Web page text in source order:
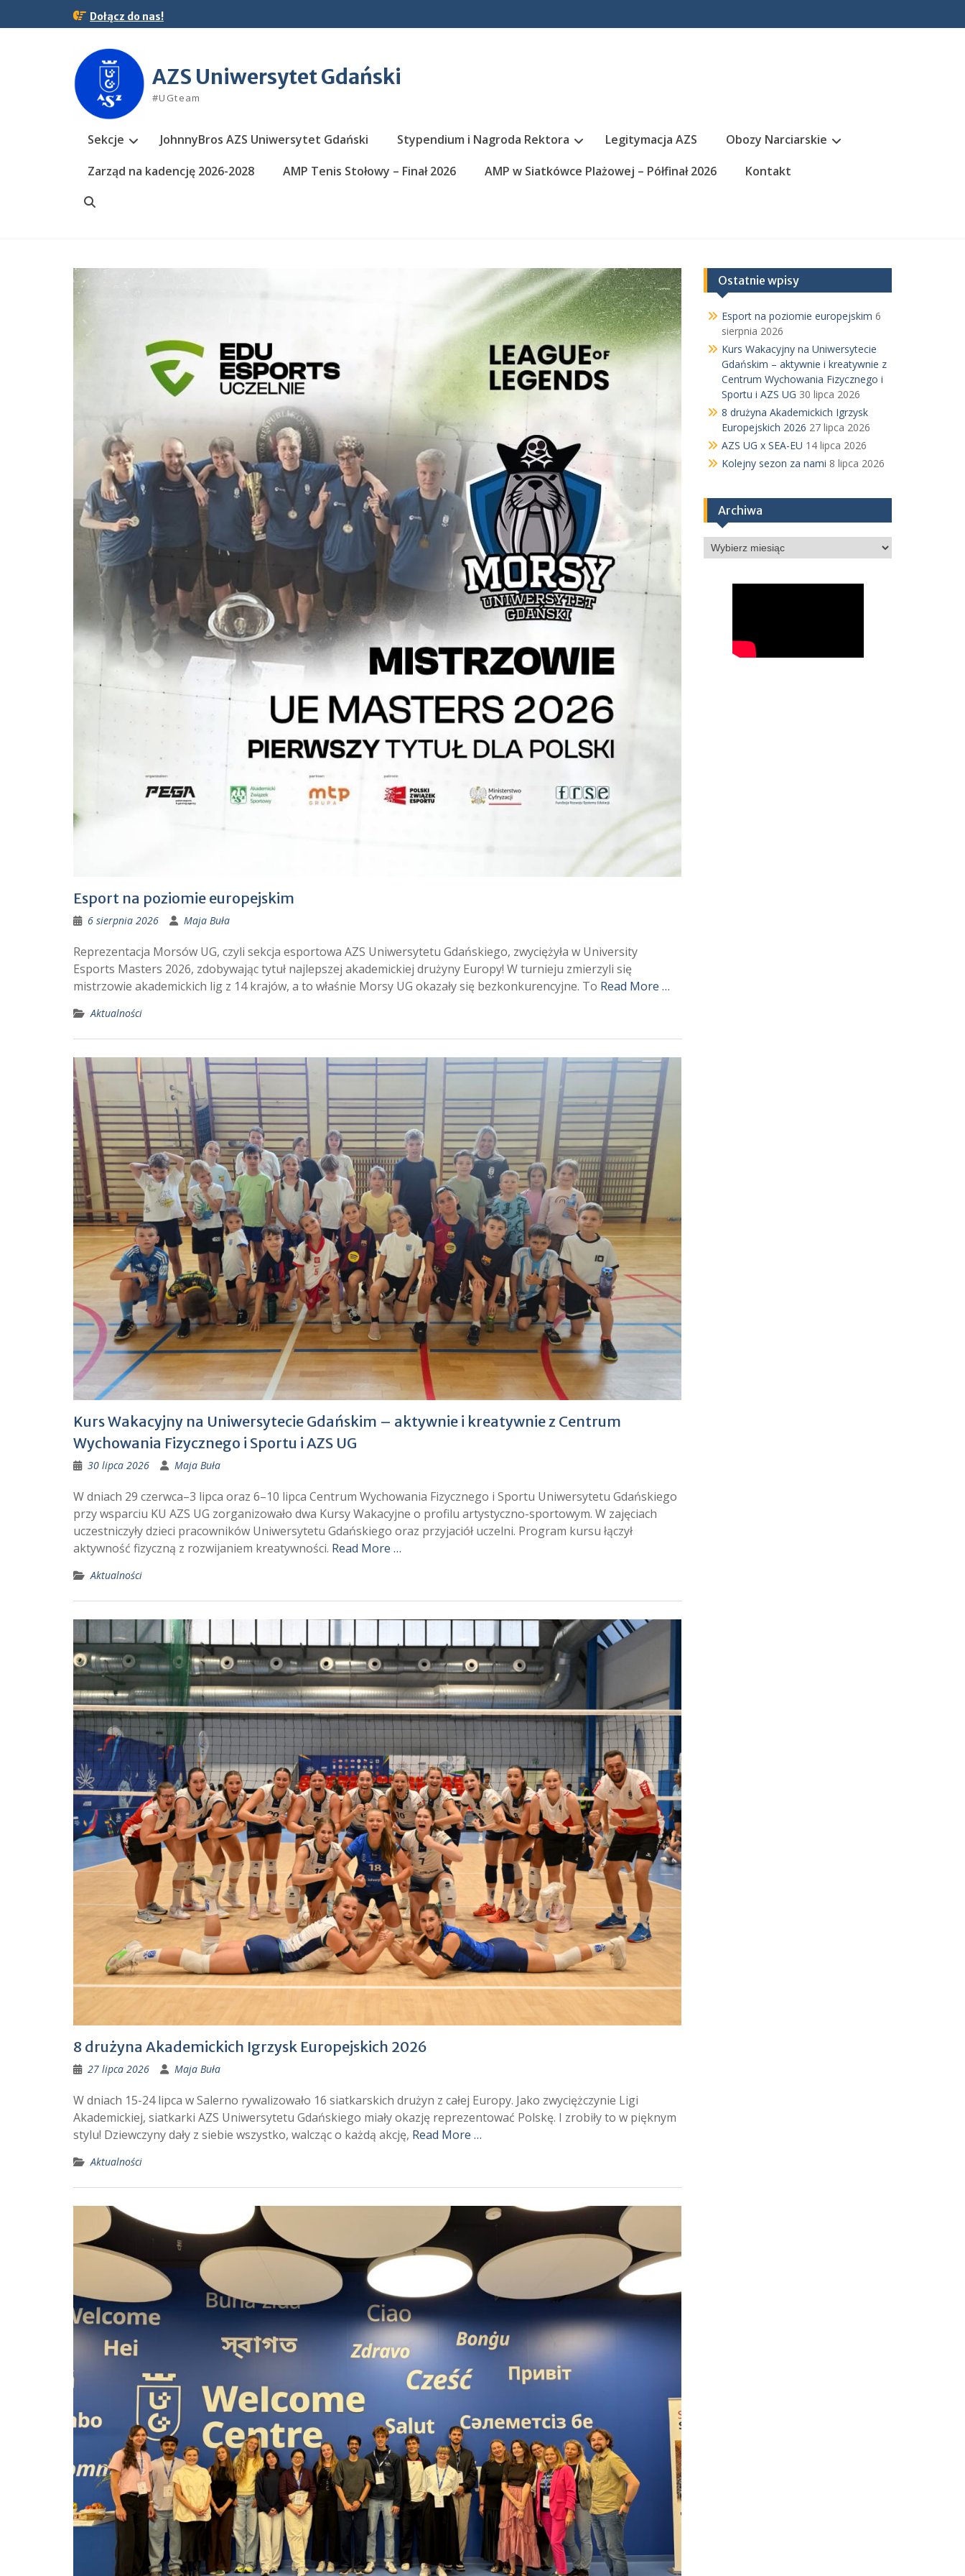
Dołącz do nas!
AZS Uniwersytet Gdański
#UGteam
Sekcje JohnnyBros AZS Uniwersytet Gdański Stypendium i Nagroda Rektora Legitymacja AZS
Obozy Narciarskie
Zarząd na kadencję 2026-2028
AMP Tenis Stołowy – Finał 2026 AMP w Siatkówce Plażowej – Półfinał 2026 Kontakt
Esport na poziomie europejskim
6 sierpnia 2026 Maja Buła
Reprezentacja Morsów UG, czyli sekcja esportowa AZS Uniwersytetu Gdańskiego, zwyciężyła w University
Esports Masters 2026, zdobywając tytuł najlepszej akademickiej drużyny Europy! W turnieju zmierzyli się
mistrzowie akademickich lig z 14 krajów, a to właśnie Morsy UG okazały się bezkonkurencyjne. To Read More …
Aktualności
Kurs Wakacyjny na Uniwersytecie Gdańskim – aktywnie i kreatywnie z Centrum
Wychowania Fizycznego i Sportu i AZS UG
30 lipca 2026 Maja Buła
W dniach 29 czerwca–3 lipca oraz 6–10 lipca Centrum Wychowania Fizycznego i Sportu Uniwersytetu Gdańskiego
przy wsparciu KU AZS UG zorganizowało dwa Kursy Wakacyjne o profilu artystyczno-sportowym. W zajęciach
uczestniczyły dzieci pracowników Uniwersytetu Gdańskiego oraz przyjaciół uczelni. Program kursu łączył
aktywność fizyczną z rozwijaniem kreatywności. Read More …
Aktualności
8 drużyna Akademickich Igrzysk Europejskich 2026
27 lipca 2026 Maja Buła
W dniach 15-24 lipca w Salerno rywalizowało 16 siatkarskich drużyn z całej Europy. Jako zwyciężczynie Ligi
Akademickiej, siatkarki AZS Uniwersytetu Gdańskiego miały okazję reprezentować Polskę. I zrobiły to w pięknym
stylu! Dziewczyny dały z siebie wszystko, walcząc o każdą akcję, Read More …
Aktualności
Ostatnie wpisy
Esport na poziomie europejskim 6
sierpnia 2026
Kurs Wakacyjny na Uniwersytecie
Gdańskim – aktywnie i kreatywnie z
Centrum Wychowania Fizycznego i
Sportu i AZS UG 30 lipca 2026
8 drużyna Akademickich Igrzysk
Europejskich 2026 27 lipca 2026
AZS UG x SEA-EU 14 lipca 2026
Kolejny sezon za nami 8 lipca 2026
Archiwa
Archiwa